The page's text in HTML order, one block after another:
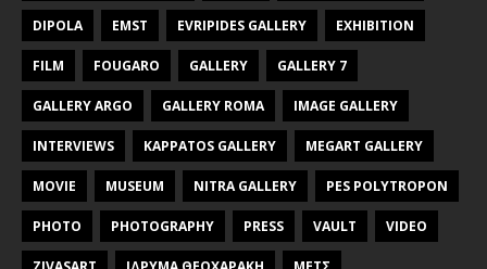
DIPOLA EMST EVRIPIDES GALLERY EXHIBITION
FILM FOUGARO GALLERY GALLERY 7
GALLERY ARGO GALLERY ROMA IMAGE GALLERY
INTERVIEWS KAPPATOS GALLERY MEGART GALLERY
MOVIE MUSEUM NITRA GALLERY PES POLYTROPON
PHOTO PHOTOGRAPHY PRESS VAULT VIDEO